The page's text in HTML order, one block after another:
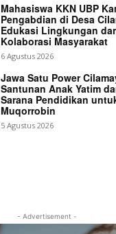
Mahasiswa KKN UBP
Pengabdian di Desa
Edukasi Lingkungan
Kolaborasi Masyarakat
6 Agustus 2026
Jawa Satu Power
Santunan Anak Yatim
Sarana Pendidikan
Muqorrobin
5 Agustus 2026
- Advertisement -